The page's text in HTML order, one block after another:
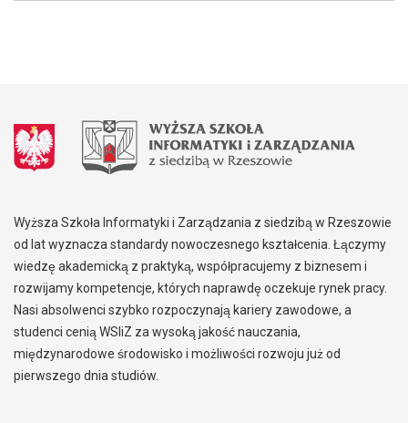
Wyższa Szkoła Informatyki i Zarządzania z siedzibą w Rzeszowie
od lat wyznacza standardy nowoczesnego kształcenia. Łączymy
wiedzę akademicką z praktyką, współpracujemy z biznesem i
rozwijamy kompetencje, których naprawdę oczekuje rynek pracy.
Nasi absolwenci szybko rozpoczynają kariery zawodowe, a
studenci cenią WSIiZ za wysoką jakość nauczania,
międzynarodowe środowisko i możliwości rozwoju już od
pierwszego dnia studiów.